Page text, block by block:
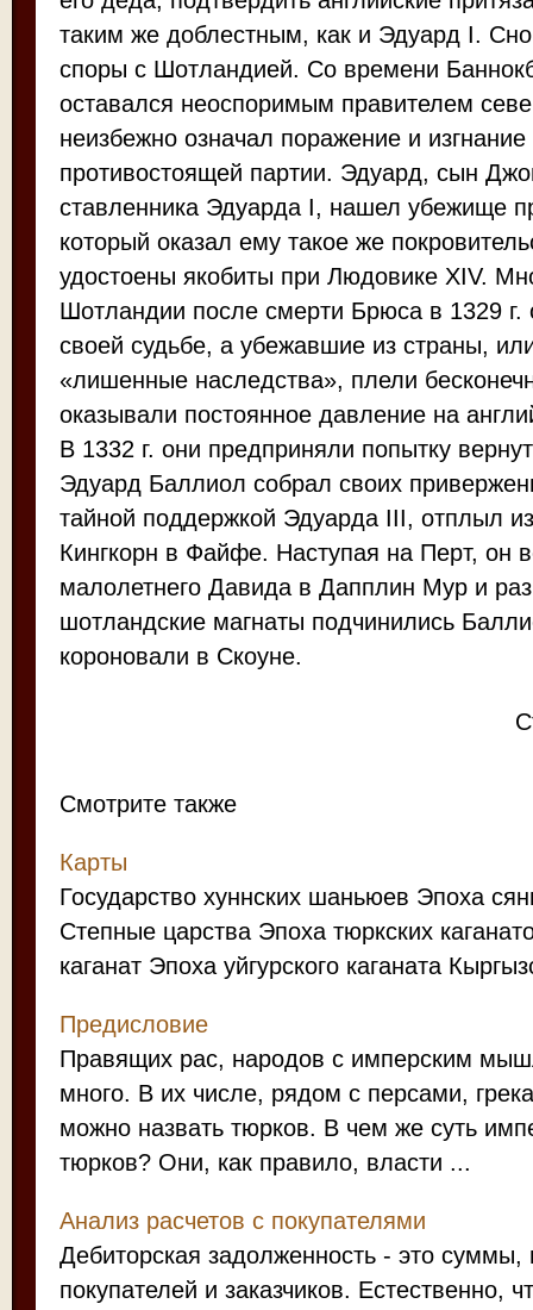
таким же доблестным, как и Эдуард I.
споры с Шотландией. Со времени
оставался неоспоримым правителем
неизбежно означал поражение и
противостоящей партии. Эдуард, сын
ставленника Эдуарда I, нашел убежище
который оказал ему такое же
удостоены якобиты при Людовике XIV.
Шотландии после смерти Брюса в 1329 г.
своей судьбе, а убежавшие из страны,
«лишенные наследства», плели
оказывали постоянное давление на
В 1332 г. они предприняли попытку
Эдуард Баллиол собрал своих
тайной поддержкой Эдуарда III, отплыл
Кингкорн в Файфе. Наступая на Перт, он
малолетнего Давида в Дапплин Мур и
шотландские магнаты подчинились
короновали в Скоуне.
Смотрите также
Карты
Государство хуннских шаньюев Эпоха
Степные царства Эпоха тюркских
каганат Эпоха уйгурского каганата
Предисловие
Правящих рас, народов с имперским
много. В их числе, рядом с персами,
можно назвать тюрков. В чем же суть
тюрков? Они, как правило, власти ...
Анализ расчетов с покупателями
Дебиторская задолженность - это
покупателей и заказчиков. Естественно,